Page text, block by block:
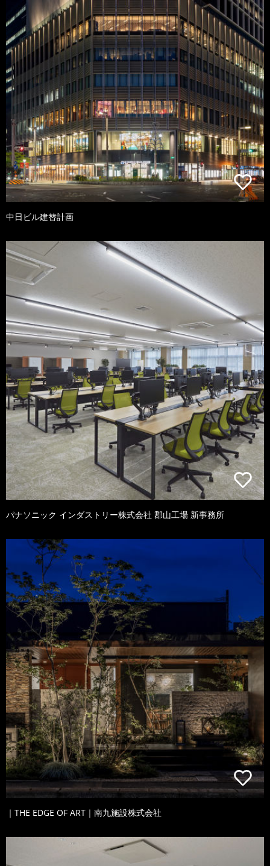
中日ビル建替計画
パナソニック インダストリー株式会社 郡山工場 新事務所
｜THE EDGE OF ART｜南九施設株式会社